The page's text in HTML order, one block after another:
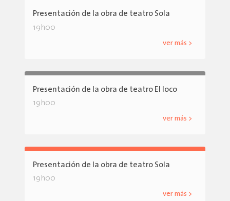
Presentación de la obra de teatro Sola
19h00
ver más >
Presentación de la obra de teatro El loco
19h00
ver más >
Presentación de la obra de teatro Sola
19h00
ver más >